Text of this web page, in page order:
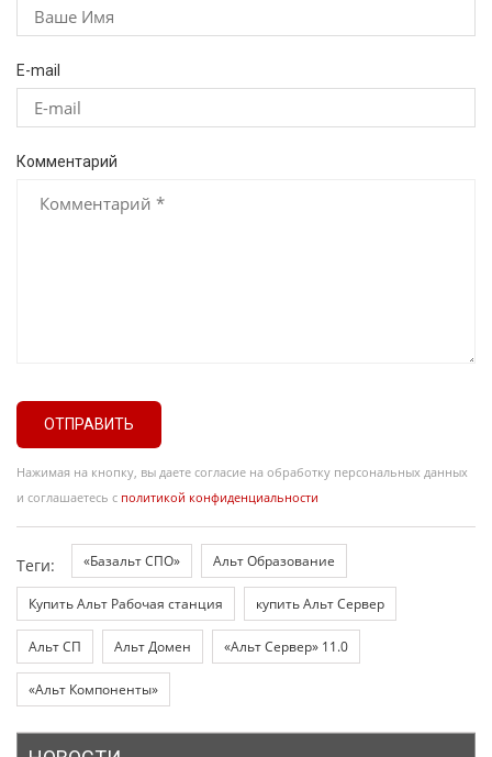
E-mail
Комментарий
ОТПРАВИТЬ
Нажимая на кнопку, вы даете согласие на обработку персональных данных
и соглашаетесь с политикой конфиденциальности
Теги: «Базальт СПО» Альт Образование
Купить Альт Рабочая станция купить Альт Сервер
Альт СП Альт Домен «Альт Сервер» 11.0
«Альт Компоненты»